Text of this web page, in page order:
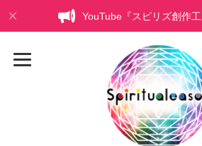
YouTube『スピリズ創作